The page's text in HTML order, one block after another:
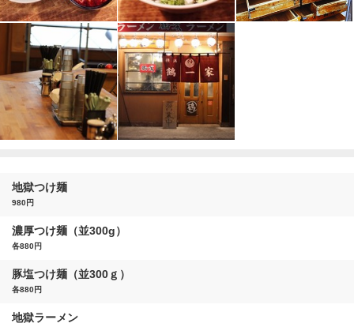
地獄つけ麺
980円
濃厚つけ麺（並300g）
各880円
豚塩つけ麺（並300ｇ）
各880円
地獄ラーメン